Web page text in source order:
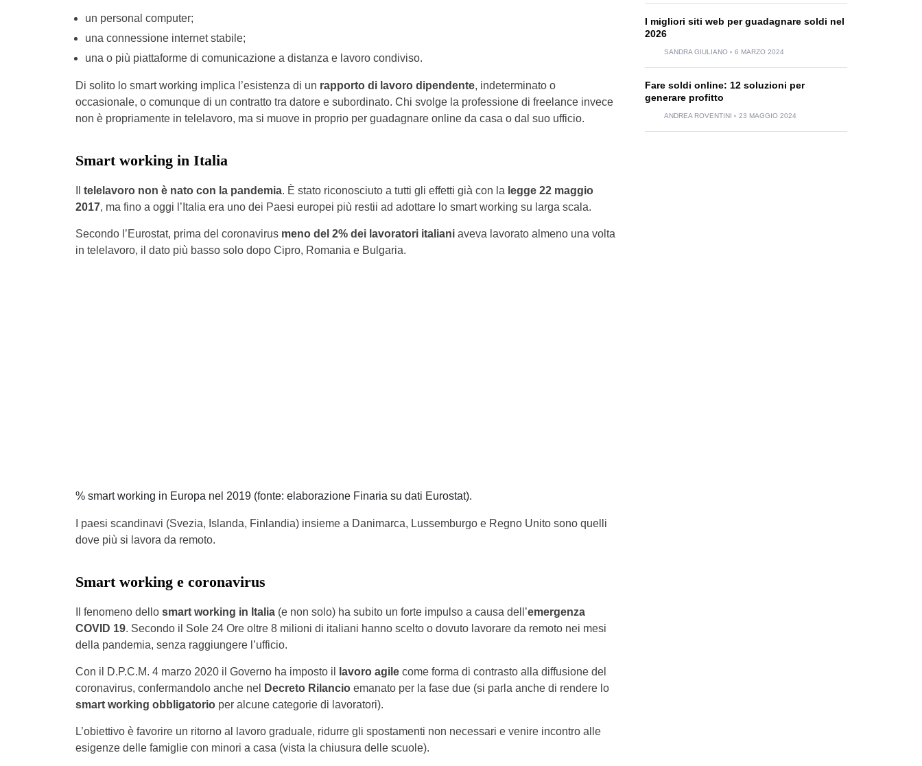
un personal computer;
una connessione internet stabile;
una o più piattaforme di comunicazione a distanza e lavoro condiviso.
Di solito lo smart working implica l’esistenza di un rapporto di lavoro dipendente, indeterminato o
occasionale, o comunque di un contratto tra datore e subordinato. Chi svolge la professione di freelance invece
non è propriamente in telelavoro, ma si muove in proprio per guadagnare online da casa o dal suo ufficio.
Smart working in Italia
telelavoro non è nato con la pandemia. È stato riconosciuto a tutti gli effetti già con la legge 22 maggio
2017, ma fino a oggi l’Italia era uno dei Paesi europei più restii ad adottare lo smart working su larga scala.
Secondo l’Eurostat, prima del coronavirus meno del 2% dei lavoratori italianiaveva lavorato almeno una volta
in telelavoro, il dato più basso solo dopo Cipro, Romania e Bulgaria.
% smart working in Europa nel 2019 (fonte: elaborazione Finaria su dati Eurostat).
I paesi scandinavi (Svezia, Islanda, Finlandia) insieme a Danimarca, Lussemburgo e Regno Unito sono quelli
dove più si lavora da remoto.
Smart working e coronavirus
Il fenomeno dello smart working in Italia(e non solo) ha subito un forte impulso a causa dell’emergenza
COVID 19. Secondo il Sole 24 Ore oltre 8 milioni di italiani hanno scelto o dovuto lavorare da remoto nei mesi
della pandemia, senza raggiungere l’ufficio.
Con il D.P.C.M. 4 marzo 2020 il Governo ha imposto il lavoro agilecome forma di contrasto alla diffusione del
coronavirus, confermandolo anche nel
Decreto Rilancioemanato per la fase due (si parla anche di rendere lo
smart working obbligatorioper alcune categorie di lavoratori).
L’obiettivo è favorire un ritorno al lavoro graduale, ridurre gli spostamenti non necessari e venire incontro alle
esigenze delle famiglie con minori a casa (vista la chiusura delle scuole).
I migliori siti web per guadagnare soldi nel
2026
SANDRA GIULIANO 6 MARZO 2024
Fare soldi online: 12 soluzioni per
generare profitto
ANDREA ROVENTINI 23 MAGGIO 2024